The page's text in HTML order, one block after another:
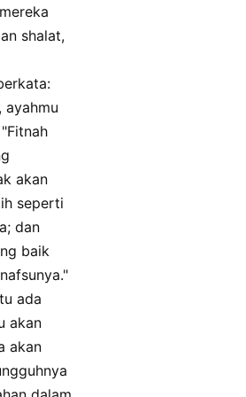
shalat,
ayahmu
akan
seperti
dan
baik
ada
akan
akan